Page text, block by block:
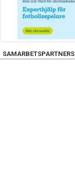
SAMARBETSPARTNERS